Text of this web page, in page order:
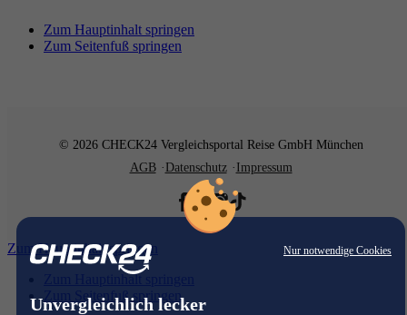
Nur notwendige Cookies
Unvergleichlich lecker
Zum Hauptinhalt springen
Zum Seitenfuß springen
© 2026 CHECK24 Vergleichsportal Reise GmbH München
AGB
Datenschutz Impressum
Zum Hauptinhalt springen
Zum Hauptinhalt springen
Zum Seitenfuß springen